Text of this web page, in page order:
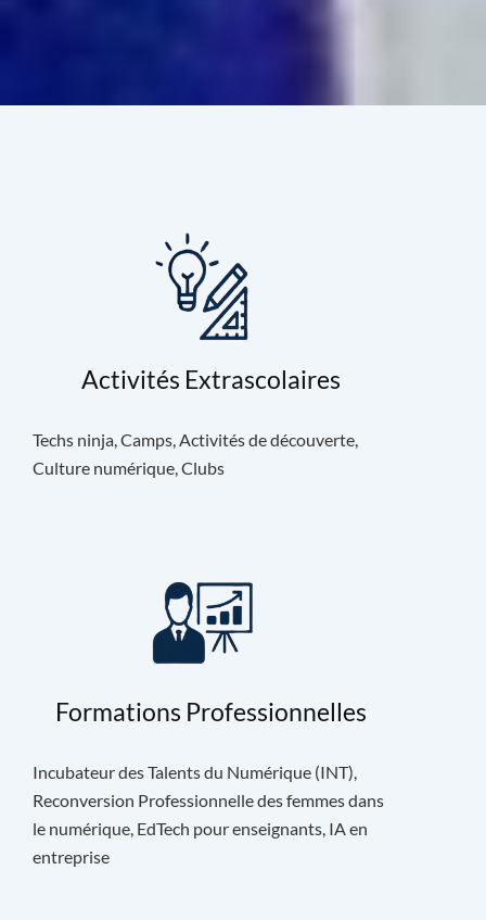
Activités Extrascolaires
Techs ninja, Camps, Activités de découverte,
Culture numérique, Clubs
Formations Professionnelles
Incubateur des Talents du Numérique (INT),
Reconversion Professionnelle des femmes dans
le numérique, EdTech pour enseignants, IA en
entreprise